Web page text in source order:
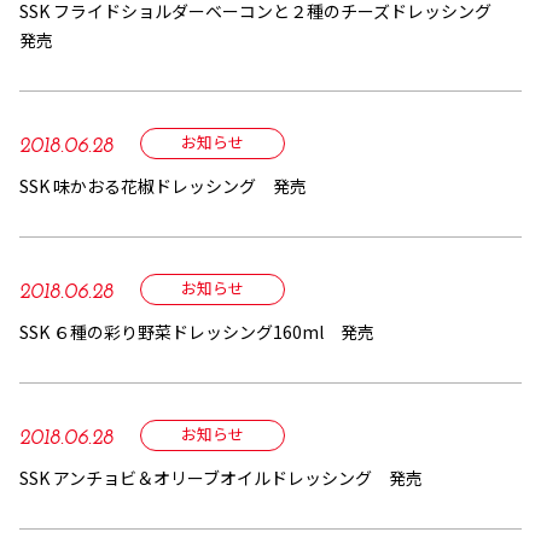
SSK フライドショルダーベーコンと２種のチーズドレッシング
発売
2018.06.28 お知らせ
SSK 味かおる花椒ドレッシング 発売
2018.06.28 お知らせ
SSK ６種の彩り野菜ドレッシング160ml 発売
2018.06.28 お知らせ
SSK アンチョビ＆オリーブオイルドレッシング 発売